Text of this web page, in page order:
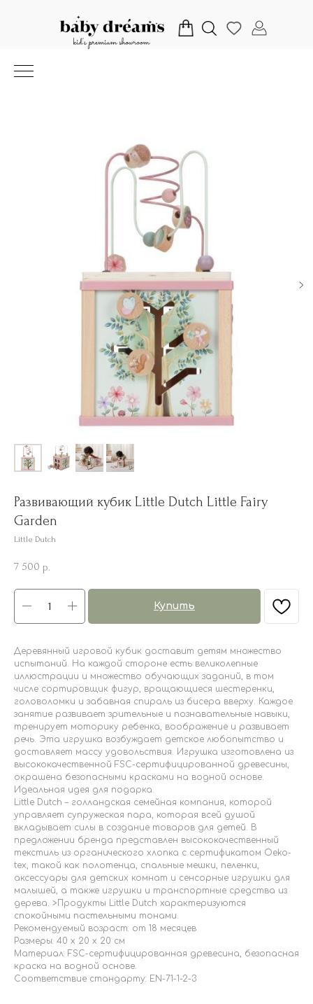
Развивающий кубик Little Dutch Little Fairy
Garden
Little Dutch
7 500 р.
Купить
Деревянный игровой кубик доставит детям множество
испытаний. На каждой стороне есть великолепные
иллюстрации и множество обучающих заданий, в том
числе сортировщик фигур, вращающиеся шестеренки,
головоломки и забавная спираль из бисера вверху. Каждое
занятие развивает зрительные и познавательные навыки,
тренирует моторику ребенка, воображение и развивает
речь. Эта игрушка возбуждает детское любопытство и
доставляет массу удовольствия. Игрушка изготовлена ​​из
высококачественной FSC-сертифицированной древесины,
окрашена безопасными красками на водной основе.
Идеальная идея для подарка.
Little Dutch – голландская семейная компания, которой
управляет супружеская пара, которая всей душой
вкладывает силы в создание товаров для детей. В
предложении бренда представлен высококачественный
текстиль из органического хлопка с сертификатом Oeko-
tex, такой как полотенца, спальные мешки, пеленки,
аксессуары для детских комнат и сенсорные игрушки для
малышей, а также игрушки и транспортные средства из
дерева. >Продукты Little Dutch характеризуются
спокойными пастельными тонами.
Рекомендуемый возраст: от 18 месяцев
Размеры: 40 х 20 х 20 см
Материал: FSC-сертифицированная древесина, безопасная
краска на водной основе.
Соответствие стандарту: EN-71-1-2-3